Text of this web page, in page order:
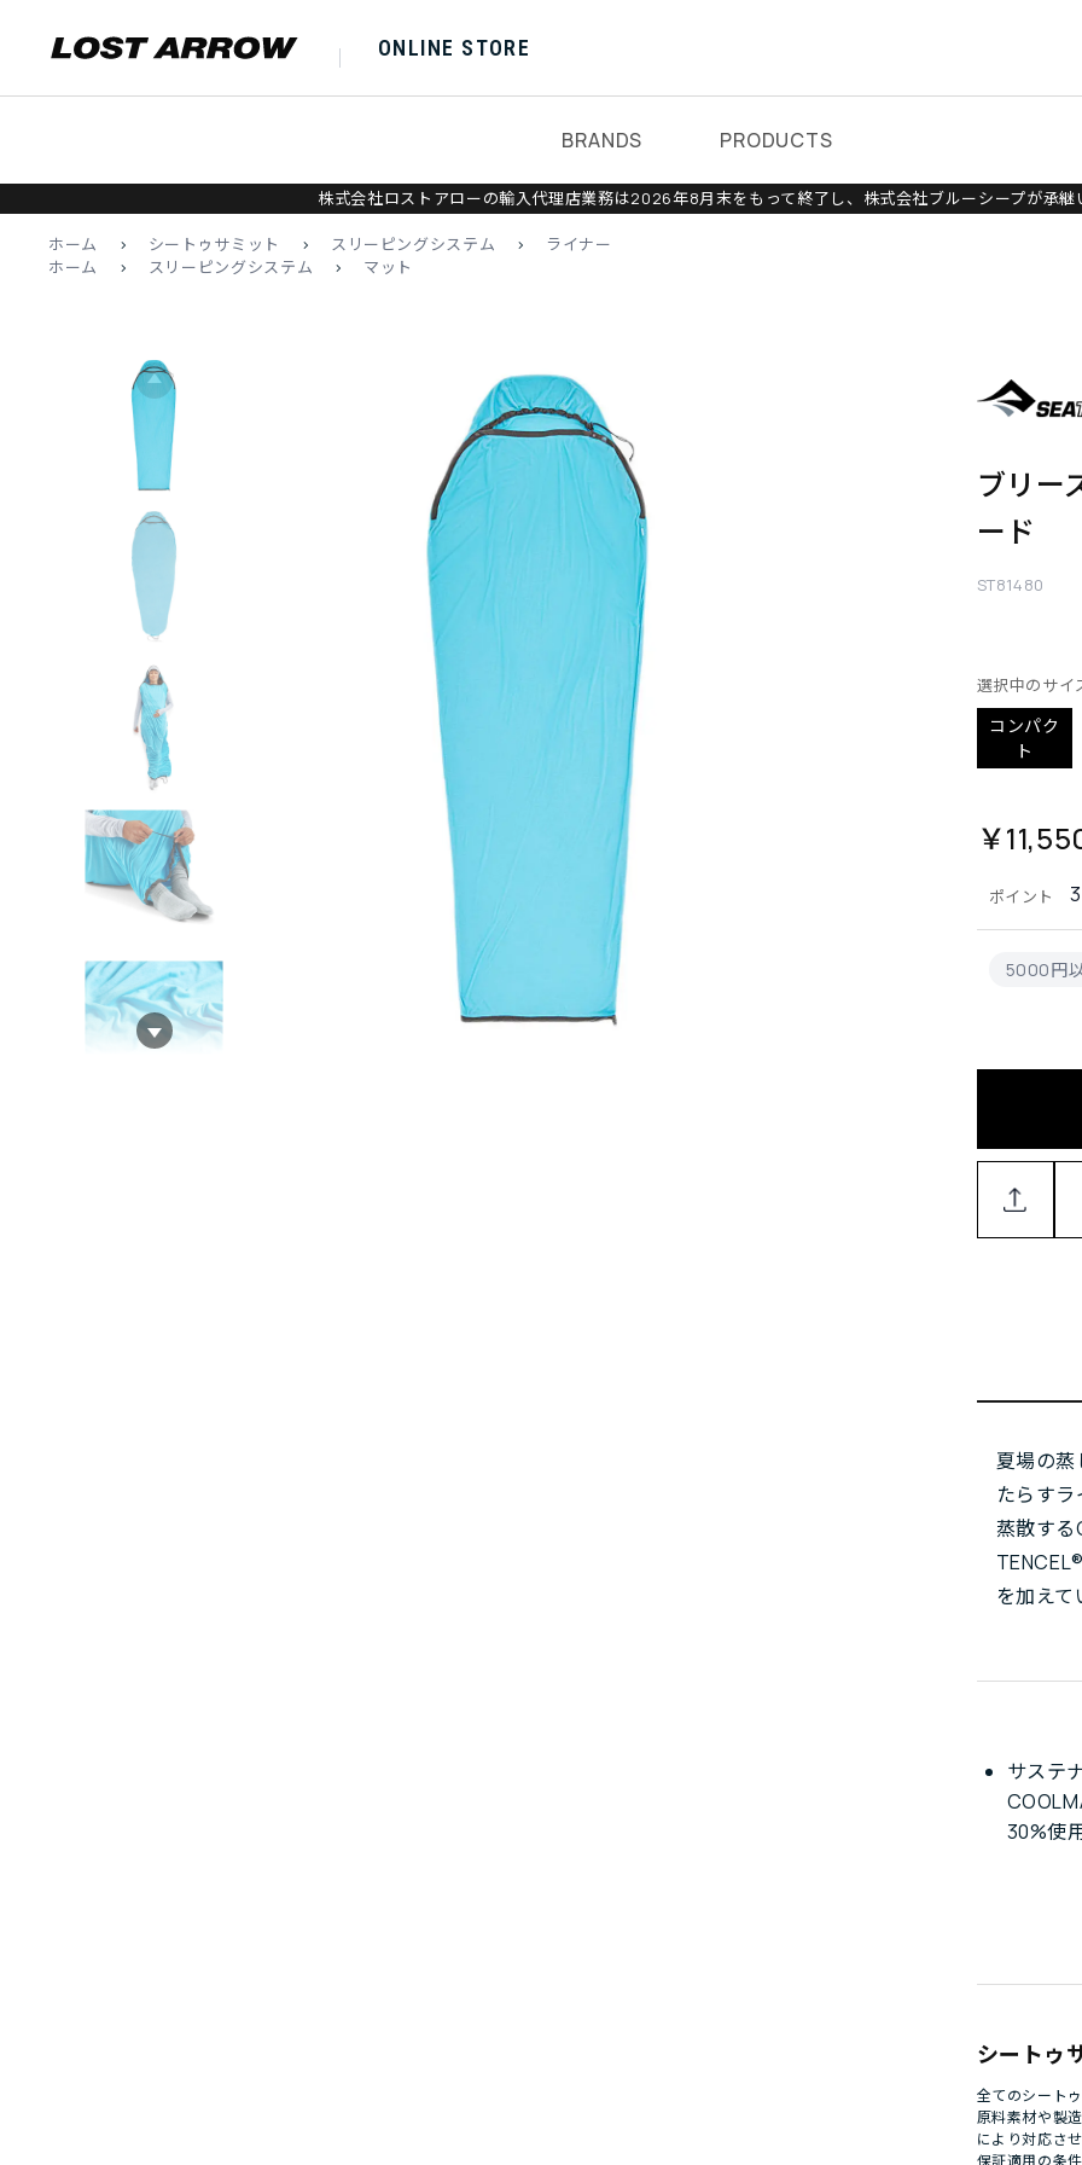
ONLINE STORE
BRANDS PRODUCTS
株式会社ロストアローの輸入代理店業務は2026年8月末をもって終了し、株式会社ブルーシープが承継
ホーム > シートゥサミット > スリーピングシステム >
ライナー
ホーム
> スリーピングシステム > マット
ブリー
ード
ST81480
ポイント
選択中のサイ
コンパク
ト
5000円
￥
夏場の
たらす
蒸散す
を加えて
シートゥ
全てのシート
原料素材や製
により対応さ
サステ
30%使